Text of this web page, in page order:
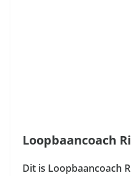
Loopbaancoach
Dit is Loopbaancoach